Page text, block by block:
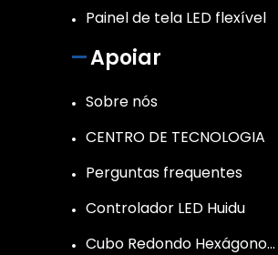
Painel de tela LED flexível
Apoiar
Sobre nós
CENTRO DE TECNOLOGIA
Perguntas frequentes
Controlador LED Huidu
Cubo Redondo Hexágono…